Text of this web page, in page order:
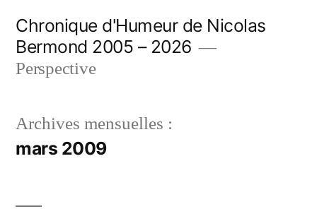
contenu
Chronique d'Humeur de Nicolas
Bermond 2005 – 2026
Perspective
Archives mensuelles :
mars 2009